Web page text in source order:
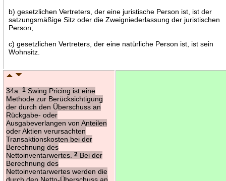
b) gesetzlichen Vertreters, der eine juristische Person ist, ist der
satzungsmäßige Sitz oder die Zweigniederlassung der juristischen
Person;
c) gesetzlichen Vertreters, der eine natürliche Person ist, ist sein
Wohnsitz.
34a.1 Swing Pricing ist eine
Methode zur Berücksichtigung
der durch den Überschuss an
Rückgabe- oder
Ausgabeverlangen von Anteilen
oder Aktien verursachten
Transaktionskosten bei der
Berechnung des
Nettoinventarwertes.2 Bei der
Berechnung des
Nettoinventarwertes werden die
durch den Netto-Überschuss an